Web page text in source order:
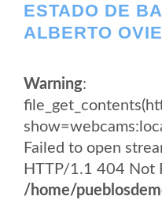
ESTADO DE
ALBERTO
Warning:
Failed to open
HTTP/1.1 404 Not
/home/